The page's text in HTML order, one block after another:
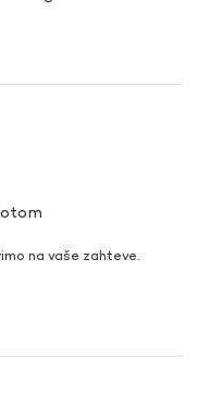
na vaše zahteve.